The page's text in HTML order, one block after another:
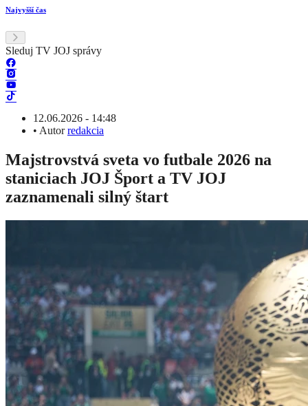
Najvyšší čas
Sleduj TV JOJ správy
12.06.2026 - 14:48
• Autorredakcia
Majstrovstvá sveta vo futbale 2026 na
staniciach JOJ Šport a TV JOJ
zaznamenali silný štart